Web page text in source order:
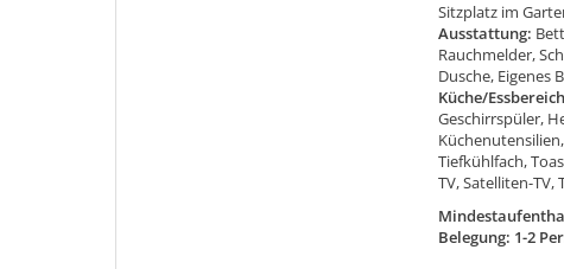
Sitzplatz im
Ausstattung:
Rauchmelder,
Dusche, Eigenes
Küche/
Geschirrspüler,
Tiefkühlfach,
TV, Satelliten-TV,
Belegung: 1-2